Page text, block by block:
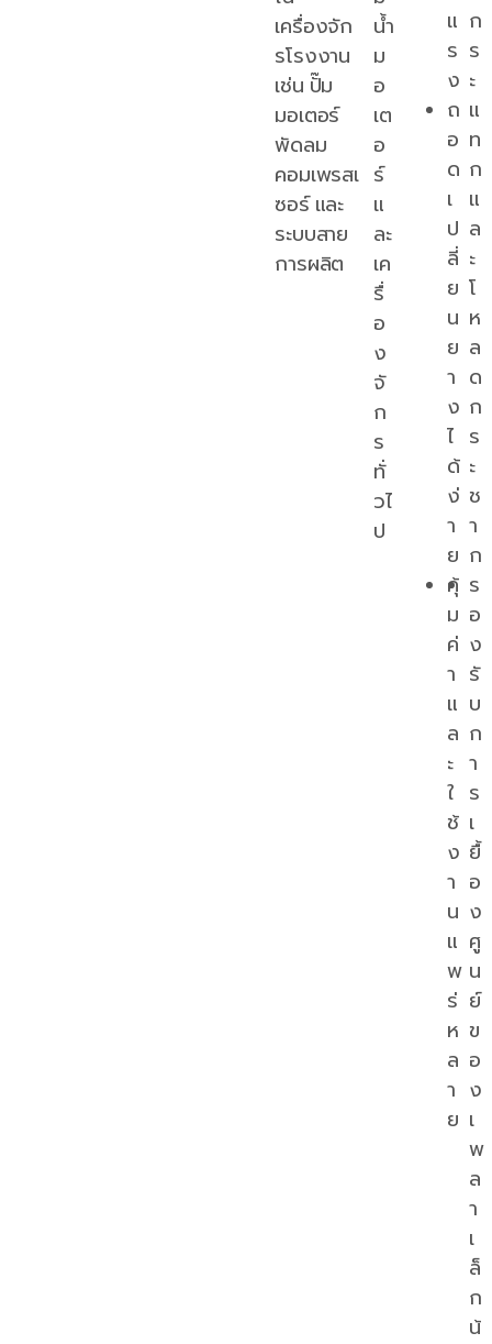
เครื่องจัก
รโรงงาน
เช่น ปั๊ม
มอเตอร์
พัดลม
คอมเพรสเ
ซอร์ และ
ระบบสาย
การผลิต
น้ำ
ม
อ
เต
อ
ร์
แ
ละ
เค
รื่
อ
ง
จั
ก
ร
ทั่
วไ
ป
แ
ร
ง
ถ
อ
ด
เ
ป
ลี่
ย
น
ย
า
ง
ไ
ด้
ง่
า
ย
คุ้
ม
ค่
า
แ
ล
ะ
ใ
ช้
ง
า
น
แ
พ
ร่
ห
ล
า
ย
ก
ร
ะ
แ
ท
ก
แ
ล
ะ
โ
ห
ล
ด
ก
ร
ะ
ช
า
ก
ร
อ
ง
รั
บ
ก
า
ร
เ
ยื้
อ
ง
ศู
น
ย์
ข
อ
ง
เ
พ
ล
า
เ
ล็
ก
น้